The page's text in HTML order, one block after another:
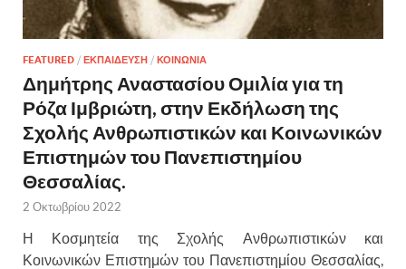
FEATURED / ΕΚΠΑΙΔΕΥΣΗ / ΚΟΙΝΩΝΙΑ
Δημήτρης Αναστασίου Ομιλία για τη
Ρόζα Ιμβριώτη, στην Εκδήλωση της
Σχολής Ανθρωπιστικών και Κοινωνικών
Επιστημών του Πανεπιστημίου
Θεσσαλίας.
2 Οκτωβρίου 2022
Η Κοσμητεία της Σχολής Ανθρωπιστικών και
Κοινωνικών Επιστημών του Πανεπιστημίου Θεσσαλίας,